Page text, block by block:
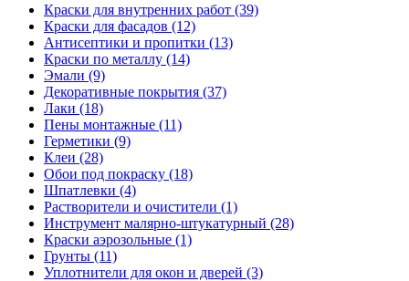
Краски для внутренних работ (39)
Краски для фасадов (12)
Антисептики и пропитки (13)
Краски по металлу (14)
Эмали (9)
Декоративные покрытия (37)
Лаки (18)
Пены монтажные (11)
Герметики (9)
Клеи (28)
Обои под покраску (18)
Шпатлевки (4)
Растворители и очистители (1)
Инструмент малярно-штукатурный (28)
Краски аэрозольные (1)
Грунты (11)
Уплотнители для окон и дверей (3)